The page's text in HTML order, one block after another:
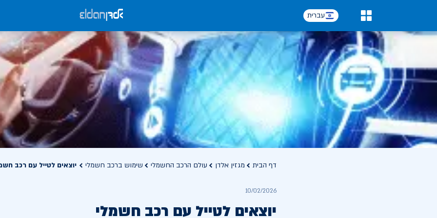
עברית
דף הבית מגזין אלדן עולם הרכב החשמלי שימוש ברכב חשמלי יוצאים לטייל עם רכב
10/02/2026
יוצאים לטייל עם רכב חשמלי